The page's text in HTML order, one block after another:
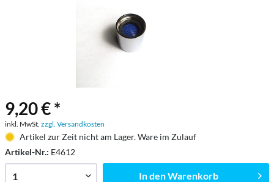
9,20 € *
inkl. MwSt. zzgl. Versandkosten
Artikel zur Zeit nicht am Lager. Ware im Zulauf
Artikel-Nr.: E4612
In denWarenkorb